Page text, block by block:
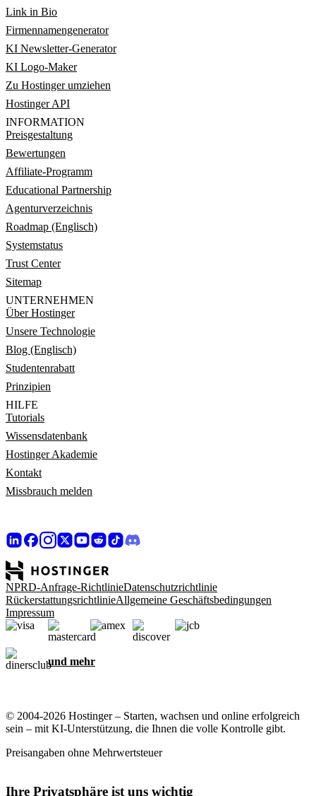
Link in Bio
Firmennamengenerator
KI Newsletter-Generator
KI Logo-Maker
Zu Hostinger umziehen
Hostinger API
INFORMATION
Preisgestaltung
Bewertungen
Affiliate-Programm
Educational Partnership
Agenturverzeichnis
Roadmap (Englisch)
Systemstatus
Trust Center
Sitemap
UNTERNEHMEN
Über Hostinger
Unsere Technologie
Blog (Englisch)
Studentenrabatt
Prinzipien
HILFE
Tutorials
Wissensdatenbank
Hostinger Akademie
Kontakt
Missbrauch melden
NPRD-Anfrage-RichtlinieDatenschutzrichtlinie
RückerstattungsrichtlinieAllgemeine Geschäftsbedingungen
Impressum
und mehr
© 2004-2026 Hostinger – Starten, wachsen und online erfolgreich
sein – mit KI-Unterstützung, die Ihnen die volle Kontrolle gibt.
Preisangaben ohne Mehrwertsteuer
Ihre Privatsphäre ist uns wichtig